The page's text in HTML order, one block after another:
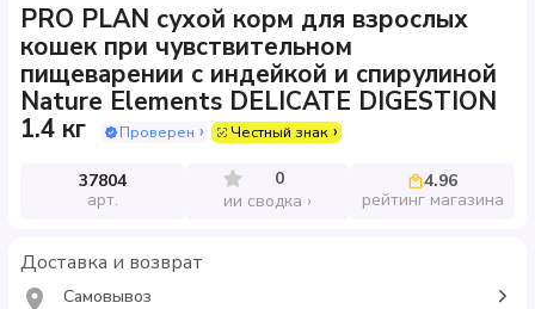
PRO PLAN сухой корм для взрослых
кошек при чувствительном
пищеварении с индейкой и спирулиной
Nature Elements DELICATE DIGESTION
1.4 кг
Проверен Честный знак
37804
арт.
0
ии сводка
4.96
рейтинг магазина
Доставка и возврат
Самовывоз